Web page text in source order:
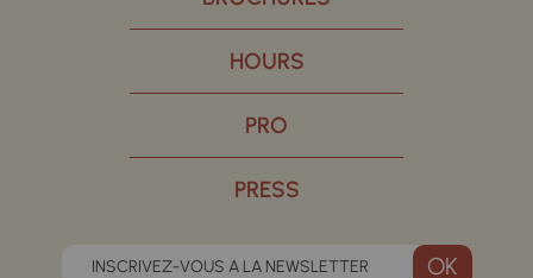
HOURS
PRO
PRESS
INSCRIVEZ-VOUS A LA NEWSLETTER